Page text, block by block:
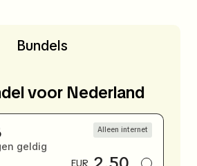
Bundels
voor Nederland
geldig
Alleen internet
EUR